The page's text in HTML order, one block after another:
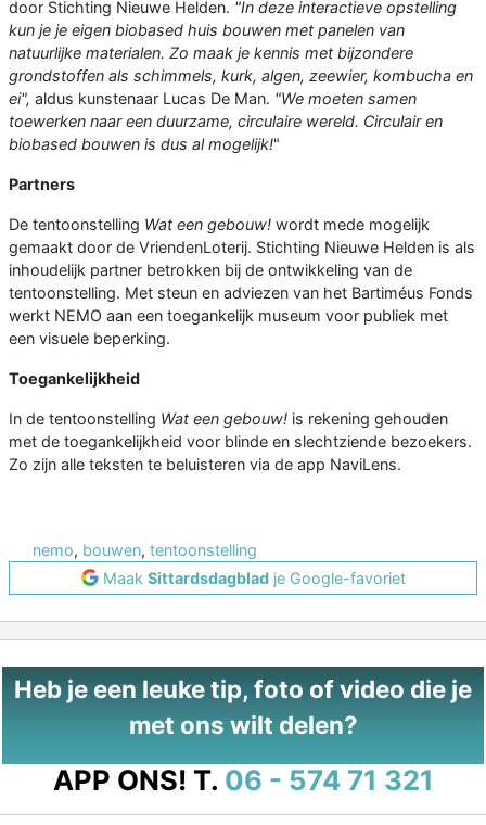
door Stichting Nieuwe Helden. "In deze interactieve opstelling
kun je je eigen biobased huis bouwen met panelen van
natuurlijke materialen. Zo maak je kennis met bijzondere
grondstoffen als schimmels, kurk, algen, zeewier, kombucha en
ei", aldus kunstenaar Lucas De Man. "We moeten samen
toewerken naar een duurzame, circulaire wereld. Circulair en
biobased bouwen is dus al mogelijk!"
Partners
De tentoonstelling Wat een gebouw! wordt mede mogelijk
gemaakt door de VriendenLoterij. Stichting Nieuwe Helden is als
inhoudelijk partner betrokken bij de ontwikkeling van de
tentoonstelling. Met steun en adviezen van het Bartiméus Fonds
werkt NEMO aan een toegankelijk museum voor publiek met
een visuele beperking.
Toegankelijkheid
In de tentoonstelling Wat een gebouw! is rekening gehouden
met de toegankelijkheid voor blinde en slechtziende bezoekers.
Zo zijn alle teksten te beluisteren via de app NaviLens.
nemo, bouwen, tentoonstelling
Maak Sittardsdagbladje Google-favoriet
Heb je een leuke tip, foto of video die je
met ons wilt delen?
APP ONS! T. 06 - 574 71 321